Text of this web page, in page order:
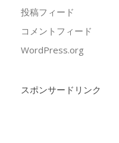
投稿フィード
コメントフィード
WordPress.org
スポンサードリンク